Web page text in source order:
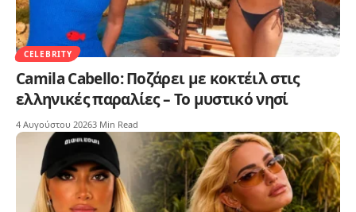
CELEBRITY
Camila Cabello: Ποζάρει με κοκτέιλ στις
ελληνικές παραλίες – Το μυστικό νησί
4 Αυγούστου 20263 Min Read